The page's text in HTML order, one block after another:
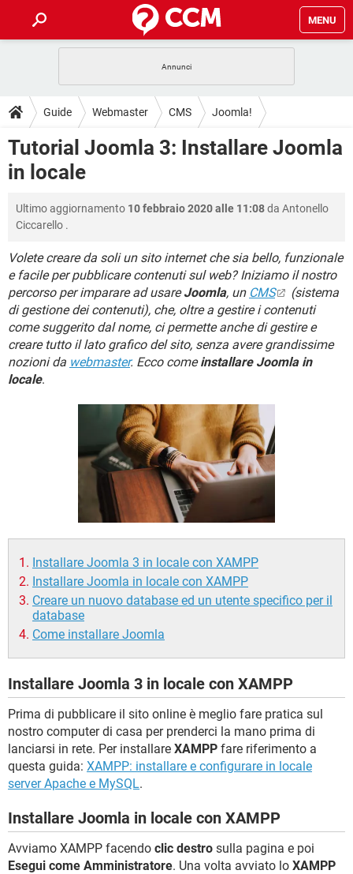
MENU
INTRATTENIMENTO ANDROID
iOS WINDOWS 10
INSTAGRAM
HARDWARE
GUIDE
COVID-19 GAMING
INTRATTENIMENTO ANDROID
INSTAGRAM WHATSAPP
HARDWARE
DOWNLOAD
COVID-19
iOS
INSTAGRAM WHATSAPP
TIKTOK FACEBOOK
HARDWARE
FORUM
COVID-19 GAMING
iOS WINDOWS 10
INSTAGRAM WHATSAPP
TIKTOK FACEBOOK
HARDWARE
GLOSSARIO
COVID-19 GAMING
INTRATTENIMENTO ANDROID
iOS WINDOWS 10
INSTAGRAM WHATSAPP
TIKTOK FACEBOOK
HARDWARE
Guide Webmaster CMS Joomla!
Tutorial Joomla 3: Installare Joomla
in locale
Ultimo aggiornamento 10 febbraio 2020 alle 11:08da Antonello
Ciccarello .
Volete creare da soli un sito internet che sia bello, funzionale
e facile per pubblicare contenuti sul web? Iniziamo il nostro
percorso per imparare ad usareJoomla, un CMS
(sistema
di gestione dei contenuti), che, oltre a gestire i contenuti
come suggerito dal nome, ci permette anche di gestire e
creare tutto il lato grafico del sito, senza avere grandissime
nozioni da webmaster. Ecco comeinstallare Joomla in
locale.
Installare Joomla 3 in locale con XAMPP
Installare Joomla in locale con XAMPP
Creare un nuovo database ed un utente specifico per il
database
Come installare Joomla
Installare Joomla 3 in locale con XAMPP
Prima di pubblicare il sito online è meglio fare pratica sul
nostro computer di casa per prenderci la mano prima di
lanciarsi in rete. Per installare XAMPP fare riferimento a
questa guida: XAMPP: installare e configurare in locale
server Apache e MySQL.
Installare Joomla in locale con XAMPP
Avviamo XAMPP facendo clic destro sulla pagina e poi
Esegui come Amministratore. Una volta avviato lo XAMPP